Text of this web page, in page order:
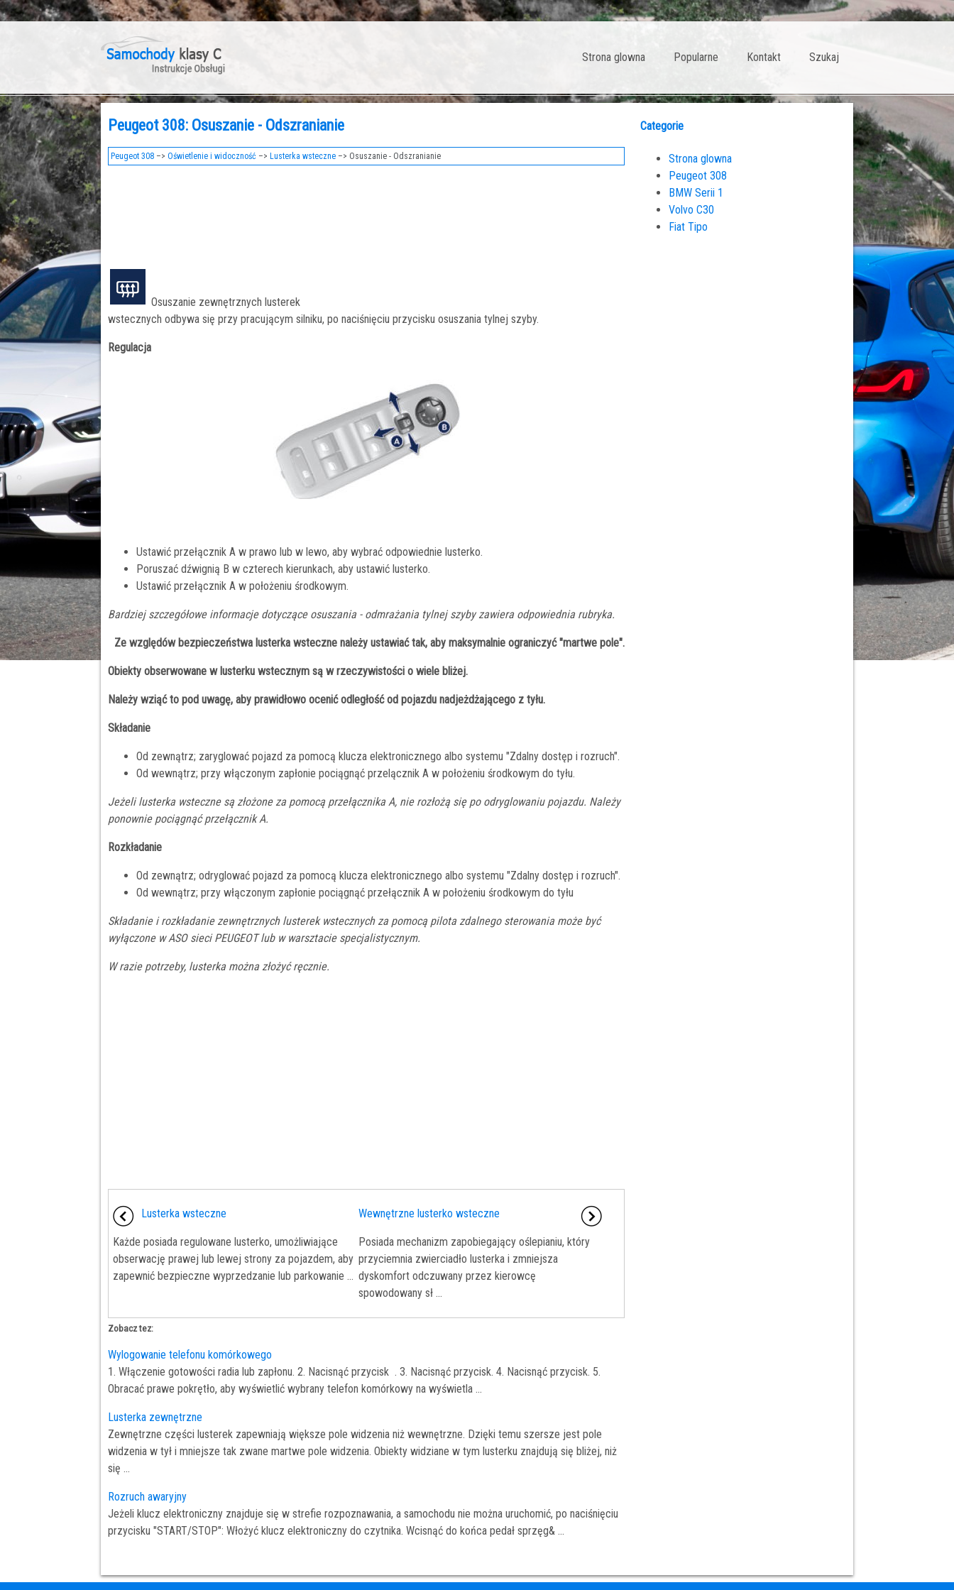
Strona glowna Popularne Kontakt Szukaj
Peugeot 308: Osuszanie - Odszranianie
Peugeot 308 –> Oświetlenie i widoczność –> Lusterka wsteczne –> Osuszanie - Odszranianie
Osuszanie zewnętrznych lusterek
wstecznych odbywa się przy pracującym silniku, po naciśnięciu przycisku osuszania tylnej szyby.
Regulacja
Ustawić przełącznik A w prawo lub w lewo, aby wybrać odpowiednie lusterko.
Poruszać dźwignią B w czterech kierunkach, aby ustawić lusterko.
Ustawić przełącznik A w położeniu środkowym.
Bardziej szczegółowe informacje dotyczące osuszania - odmrażania tylnej szyby zawiera odpowiednia rubryka.
Ze względów bezpieczeństwa lusterka wsteczne należy ustawiać tak, aby maksymalnie ograniczyć "martwe pole".
Obiekty obserwowane w lusterku wstecznym są w rzeczywistości o wiele bliżej.
Należy wziąć to pod uwagę, aby prawidłowo ocenić odległość od pojazdu nadjeżdżającego z tyłu.
Składanie
Od zewnątrz; zaryglować pojazd za pomocą klucza elektronicznego albo systemu "Zdalny dostęp i rozruch".
Od wewnątrz; przy włączonym zapłonie pociągnąć przelącznik A w położeniu środkowym do tyłu.
Jeżeli lusterka wsteczne są złożone za pomocą przełącznika A, nie rozłożą się po odryglowaniu pojazdu. Należy
ponownie pociągnąć przełącznik A.
Rozkładanie
Od zewnątrz; odryglować pojazd za pomocą klucza elektronicznego albo systemu "Zdalny dostęp i rozruch".
Od wewnątrz; przy włączonym zapłonie pociągnąć przełącznik A w położeniu środkowym do tyłu
Składanie i rozkładanie zewnętrznych lusterek wstecznych za pomocą pilota zdalnego sterowania może być
wyłączone w ASO sieci PEUGEOT lub w warsztacie specjalistycznym.
W razie potrzeby, lusterka można złożyć ręcznie.
Lusterka wsteczne
Każde posiada regulowane lusterko, umożliwiające
obserwację prawej lub lewej strony za pojazdem, aby
zapewnić bezpieczne wyprzedzanie lub parkowanie ...
Wewnętrzne lusterko wsteczne
Posiada mechanizm zapobiegający oślepianiu, który
przyciemnia zwierciadło lusterka i zmniejsza
dyskomfort odczuwany przez kierowcę
spowodowany sł ...
Zobacz tez:
Wylogowanie telefonu komórkowego
1. Włączenie gotowości radia lub zapłonu. 2. Nacisnąć przycisk . 3. Nacisnąć przycisk. 4. Nacisnąć przycisk. 5.
Obracać prawe pokrętło, aby wyświetlić wybrany telefon komórkowy na wyświetla ...
Lusterka zewnętrzne
Zewnętrzne części lusterek zapewniają większe pole widzenia niż wewnętrzne. Dzięki temu szersze jest pole
widzenia w tył i mniejsze tak zwane martwe pole widzenia. Obiekty widziane w tym lusterku znajdują się bliżej, niż
się ...
Rozruch awaryjny
Jeżeli klucz elektroniczny znajduje się w strefie rozpoznawania, a samochodu nie można uruchomić, po naciśnięciu
przycisku "START/STOP": Włożyć klucz elektroniczny do czytnika. Wcisnąć do końca pedał sprzęg& ...
Categorie
Strona glowna
Peugeot 308
BMW Serii 1
Volvo C30
Fiat Tipo